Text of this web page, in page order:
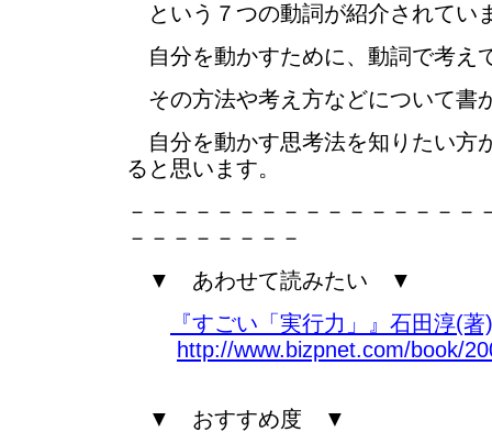
という７つの動詞が紹介されてい
自分を動かすために、動詞で考え
その方法や考え方などについて書
自分を動かす思考法を知りたい方
ると思います。
－－－－－－－－－－－－－－－－
－－－－－－－－
▼ あわせて読みたい ▼
『すごい「実行力」』石田淳(著)
http://www.bizpnet.com/book/
▼ おすすめ度 ▼